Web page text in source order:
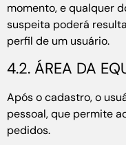
momento, e qualquer
suspeita poderá
perfil de um usuário.
4.2. ÁREA DA
Após o cadastro, o
pessoal, que permite
pedidos.